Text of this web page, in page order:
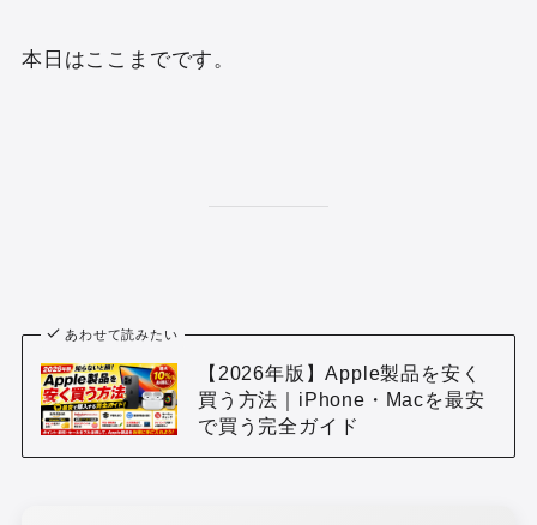
本日はここまでです。
あわせて読みたい
【2026年版】Apple製品を安く
買う方法｜iPhone・Macを最安
で買う完全ガイド